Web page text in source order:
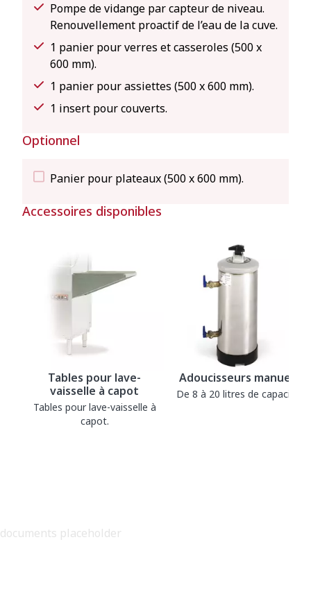
Pompe de vidange par capteur de niveau.
Renouvellement proactif de l’eau de la cuve.
1 panier pour verres et casseroles (500 x
600 mm).
1 panier pour assiettes (500 x 600 mm).
1 insert pour couverts.
Optionnel
Panier pour plateaux (500 x 600 mm).
Accessoires disponibles
Tables pour lave-
vaisselle à capot
Tables pour lave-vaisselle à
capot.
Adoucisseurs manuels
De 8 à 20 litres de capacité.
documents placeholder